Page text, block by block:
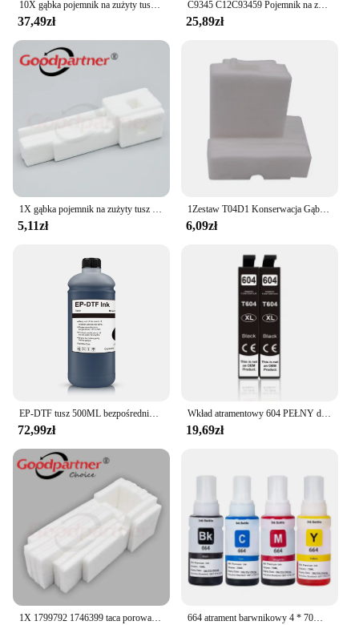
10X gąbka pojemnik na zużyty tusz do EPSON L355 L210 L120 L365 L110 L111 L111 L132 L211 L220 L222 L300 L301 L360 L362 L363 L366 L455
37,49zł
C9345 C12C93459 Pojemnik na zbiornik konserwacyjny do Epson WF-7820 wf-7840 L8050 L8180 L8160 L15158 L15168 L15150 L15160 L6558 6578 st-c8000
25,89zł
1X gąbka pojemnik na zużyty tusz do Epson L355 L210 L120 L365 L110 L111 L111 L132 L211 L220 L222 L300 L301 L360 L362 L363 L366 L455
5,11zł
1Zestaw T04D1 Konserwacja Gąbka Waste Ink Pad Do Drukarek Epson L4260 L4261 L4263 L4265 L4266 L4267 L4268 L4269
6,09zł
EP-DTF tusz 500ML bezpośrednio do folia transferowa tusz do Epson głowica drukująca i3200 XP600 TX800 L1800 1390 L805 wszystkie druk atramentowy DTF
72,99zł
Wkład atramentowy 604 PEŁNY do kompatybilnych wkładów Epson T 604XL T604 XL XP 2200 2205 3200 3205 4200 4205 WF 2910 2930 2950 Drukarka
19,69zł
1X 1799792 1746399 taca porowata do EPSON L550 L551 L555 L565 L566 L575 L558 M100 M105 M200 M201 M205 ET4500 WF 2520 2530 664 atrament barwnikowy 4 * 70ML Premium atrament uzupełniający do Epson 664 T6641 T6642 T6643 T6644 L495 L550 L555 L565 L566 L575 L1300 L396